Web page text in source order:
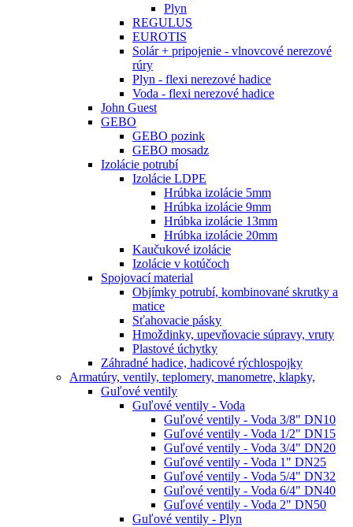
Plyn
REGULUS
EUROTIS
Solár + pripojenie - vlnovcové nerezové
rúry
Plyn - flexi nerezové hadice
Voda - flexi nerezové hadice
John Guest
GEBO
GEBO pozink
GEBO mosadz
Izolácie potrubí
Izolácie LDPE
Hrúbka izolácie 5mm
Hrúbka izolácie 9mm
Hrúbka izolácie 13mm
Hrúbka izolácie 20mm
Kaučukové izolácie
Izolácie v kotúčoch
Spojovací material
Objímky potrubí, kombinované skrutky a
matice
Sťahovacie pásky
Hmoždinky, upevňovacie súpravy, vruty
Plastové úchytky
Záhradné hadice, hadicové rýchlospojky
Armatúry, ventily, teplomery, manometre, klapky,
Guľové ventily
Guľové ventily - Voda
Guľové ventily - Voda 3/8" DN10
Guľové ventily - Voda 1/2" DN15
Guľové ventily - Voda 3/4" DN20
Guľové ventily - Voda 1" DN25
Guľové ventily - Voda 5/4" DN32
Guľové ventily - Voda 6/4" DN40
Guľové ventily - Voda 2" DN50
Guľové ventily - Plyn